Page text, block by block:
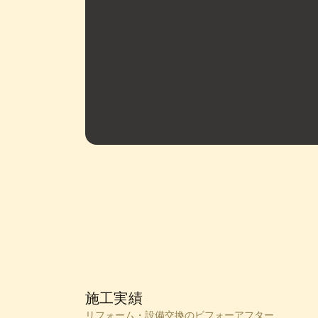
施工実績
リフォーム・設備交換のビフォーアフター